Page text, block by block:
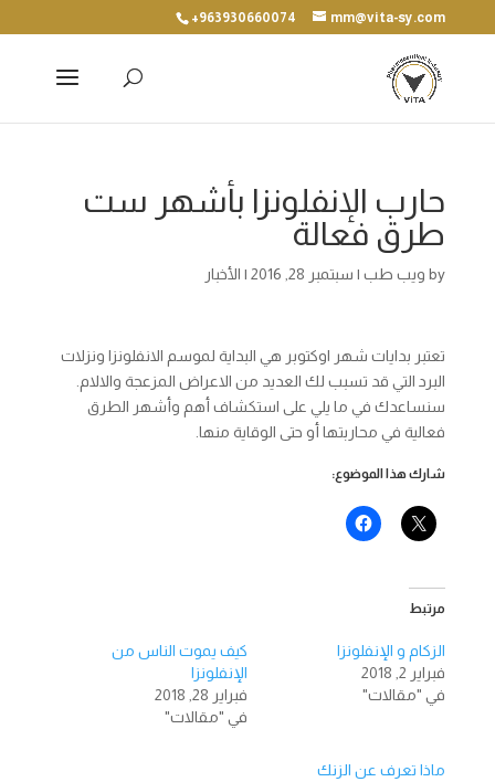
+963930660074 mm@vita-sy.com
حارب الإنفلونزا بأشهر ست
طرق فعالة
by ويب طب| سبتمبر 28, 2016 | الأخبار
تعتبر بدايات شهر اوكتوبر هي البداية لموسم الانفلونزا ونزلات
البرد التي قد تسبب لك العديد من الاعراض المزعجة والالام.
سنساعدك في ما يلي على استكشاف أهم وأشهر الطرق
فعالية في محاربتها أو حتى الوقاية منها.
شارك هذا الموضوع:
مرتبط
الزكام و الإنفلونزا
فبراير 2, 2018
في "مقالات"
كيف يموت الناس من
الإنفلونزا
فبراير 28, 2018
في "مقالات"
ماذا تعرف عن الزنك